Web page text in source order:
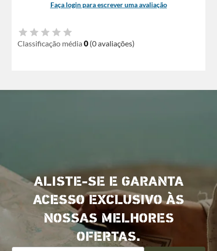
Faça login para escrever uma avaliação
Classificação média 0 (0 avaliações)
ALISTE-SE E GARANTA
ACESSO EXCLUSIVO ÀS
NOSSAS MELHORES
OFERTAS.